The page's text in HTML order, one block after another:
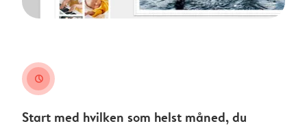
clock
Start med hvilken som helst måned, du